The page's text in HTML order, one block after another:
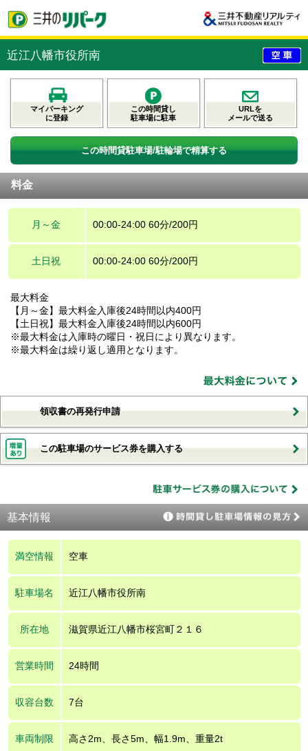
近江八幡市役所南
マイパーキング
に登録
この時間貸し
駐車場に駐車
URLを
メールで送る
この時間貸駐車場/駐輪場で精算する
料金
月～金 00:00-24:00 60分/200円
土日祝 00:00-24:00 60分/200円
最大料金
【月～金】最大料金入庫後24時間以内400円
【土日祝】最大料金入庫後24時間以内600円
※最大料金は入庫時の曜日・祝日により異なります。
※最大料金は繰り返し適用となります。
領収書の再発行申請
この駐車場のサービス券を購入する
基本情報
満空情報 空車
駐車場名 近江八幡市役所南
所在地 滋賀県近江八幡市桜宮町２１６
営業時間 24時間
収容台数 7台
車両制限 高さ2m、長さ5m、幅1.9m、重量2t